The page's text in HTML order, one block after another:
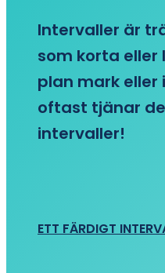
Intervaller är
som korta eller
plan mark
oftast tjänar
intervaller!
ETT FÄRDIGT